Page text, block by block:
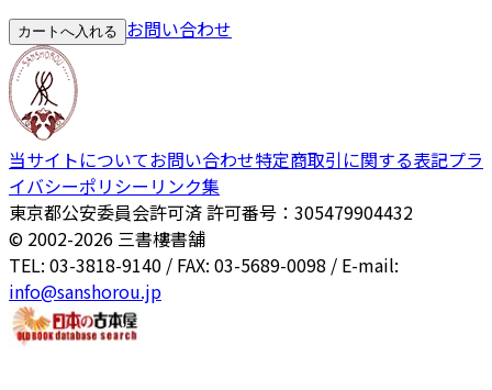
カートへ入れる お問い合わせ
当サイトについてお問い合わせ特定商取引に関する表記プラ
イバシーポリシー リンク集
東京都公安委員会許可済 許可番号：305479904432
© 2002-2026 三書樓書舗
TEL: 03-3818-9140 / FAX: 03-5689-0098 / E-mail:
info@sanshorou.jp